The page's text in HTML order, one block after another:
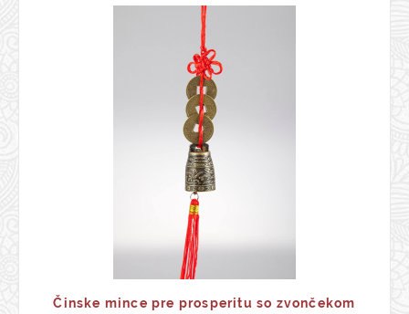
Činske mince pre prosperitu so zvončekom